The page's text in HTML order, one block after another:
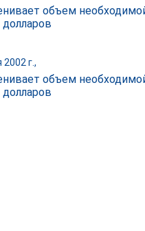
объем
2002 г.,
объем